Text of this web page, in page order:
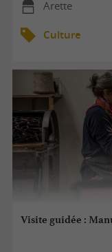
Arette
Culture
Visite guidée :